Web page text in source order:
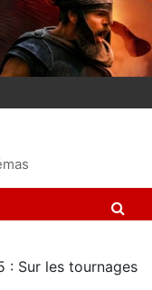
: Sur les tournages